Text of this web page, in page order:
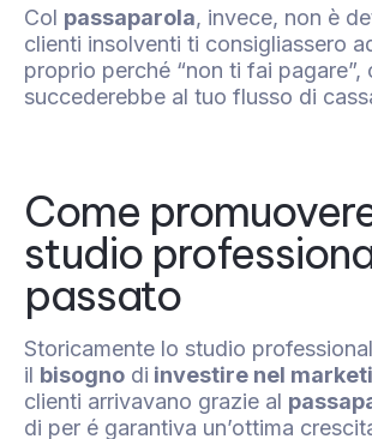
Col passaparola, invece, non è
clienti insolventi ti consigliassero
proprio perché “non ti fai pagare”,
succederebbe al tuo flusso di
Come
studio
passato
Storicamente lo studio
il bisogno di investire nel
clienti arrivavano grazie al
di per é garantiva un’ottima